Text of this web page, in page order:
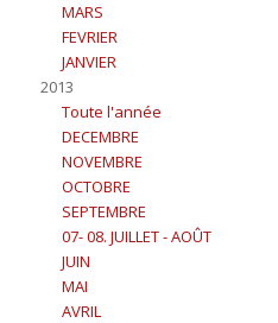
MARS
FEVRIER
JANVIER
2013
Toute l'année
DECEMBRE
NOVEMBRE
OCTOBRE
SEPTEMBRE
07- 08. JUILLET - AOÛT
JUIN
MAI
AVRIL